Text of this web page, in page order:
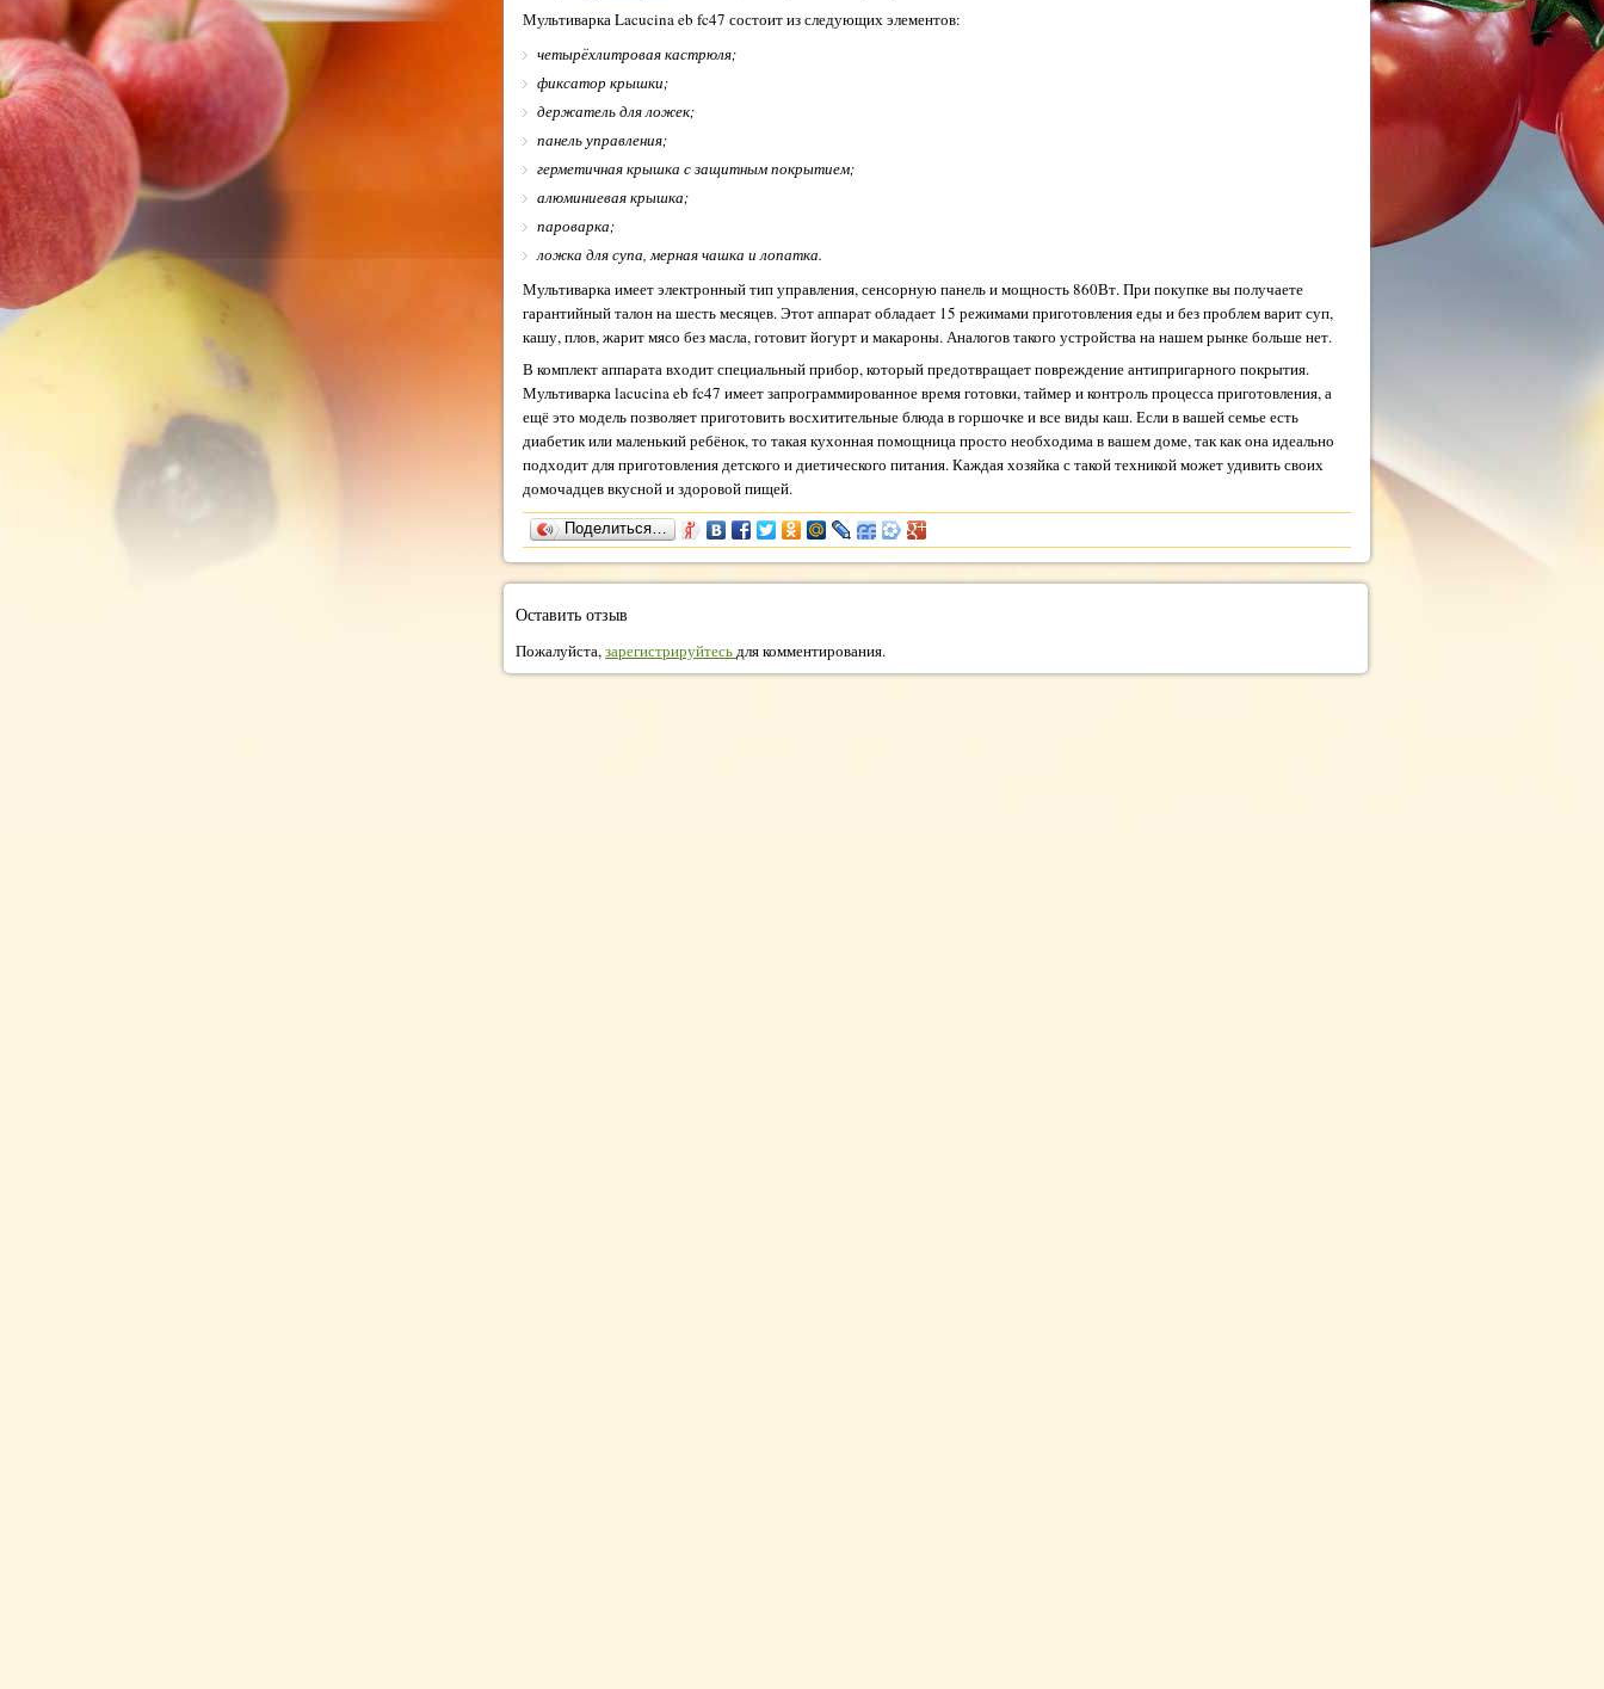
Мультиварка Lacucina eb fc47 состоит из следующих элементов:
четырёхлитровая кастрюля;
фиксатор крышки;
держатель для ложек;
панель управления;
герметичная крышка с защитным покрытием;
алюминиевая крышка;
пароварка;
ложка для супа, мерная чашка и лопатка.
Мультиварка имеет электронный тип управления, сенсорную панель и мощность 860Вт. При покупке вы получаете
гарантийный талон на шесть месяцев. Этот аппарат обладает 15 режимами приготовления еды и без проблем варит суп,
кашу, плов, жарит мясо без масла, готовит йогурт и макароны. Аналогов такого устройства на нашем рынке больше нет.
В комплект аппарата входит специальный прибор, который предотвращает повреждение антипригарного покрытия.
Мультиварка lacucina eb fc47 имеет запрограммированное время готовки, таймер и контроль процесса приготовления, а
ещё это модель позволяет приготовить восхитительные блюда в горшочке и все виды каш. Если в вашей семье есть
диабетик или маленький ребёнок, то такая кухонная помощница просто необходима в вашем доме, так как она идеально
подходит для приготовления детского и диетического питания. Каждая хозяйка с такой техникой может удивить своих
домочадцев вкусной и здоровой пищей.
Поделиться…
Оставить отзыв
Пожалуйста,зарегистрируйтесьдля комментирования.